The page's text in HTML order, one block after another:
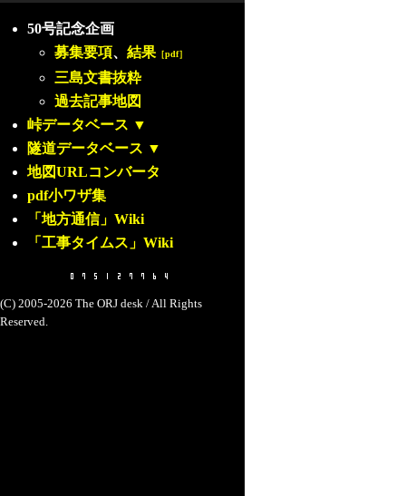
50号記念企画
募集要項、 結果 ［pdf］
三島文書抜粋
過去記事地図
峠データベース ▼
隧道データベース ▼
地図URLコンバータ
pdf小ワザ集
「地方通信」Wiki
「工事タイムス」Wiki
(C) 2005-2026 The ORJ desk / All Rights
Reserved.